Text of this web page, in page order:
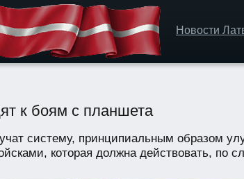
Новости
к боям с планшета
систему, принципиальным образом
которая должна действовать, по